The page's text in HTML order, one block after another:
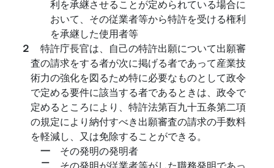
利を承継させることが定められている場合に
おいて、その従業者等から特許を受ける権利
を承継した使用者等
２ 特許庁長官は、自己の特許出願について出願審
査の請求をする者が次に掲げる者であって産業技
術力の強化を図るため特に必要なものとして政令
で定める要件に該当する者であるときは、政令で
定めるところにより、特許法第百九十五条第二項
の規定により納付すべき出願審査の請求の手数料
を軽減し、又は免除することができる。
一 その発明の発明者